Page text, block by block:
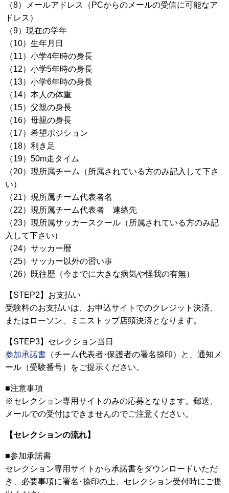
（8）メールアドレス（PCからのメールの受信に可能なア
ドレス）
（9）現在の学年
（10）生年月日
（11）小学4年時の身長
（12）小学5年時の身長
（13）小学6年時の身長
（14）本人の体重
（15）父親の身長
（16）母親の身長
（17）希望ポジション
（18）利き足
（19）50m走タイム
（20）現所属チーム（所属されている方のみ記入して下さ
い）
（21）現所属チーム代表者名
（22）現所属チーム代表者 連絡先
（23）現所属サッカースクール（所属されている方のみ記
入して下さい）
（24）サッカー暦
（25）サッカー以外の習い事
（26）既往歴（今までに大きな病気や怪我の有無）
【STEP2】お支払い
受験料のお支払いは、お申込サイトでのクレジット決済、
またはローソン、ミニストップ店頭決済となります。
【STEP3】セレクション当日
参加承諾書 （チーム代表者･保護者の署名捺印）と、通知メ
ール（受験番号）をご提示ください。
■注意事項
※セレクション専用サイトのみの応募となります。郵送、
メールでの受付はできませんのでご注意ください。
【セレクションの流れ】
■参加承諾書
セレクション専用サイトから承諾書をダウンロードいただ
き、必要事項に署名･捺印の上、セレクション受付時にご提